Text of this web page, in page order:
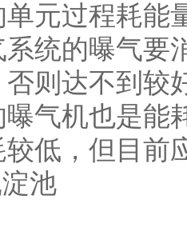
元过程耗能
统的曝气要
则达不到较
气机也是能
低，但目前
池